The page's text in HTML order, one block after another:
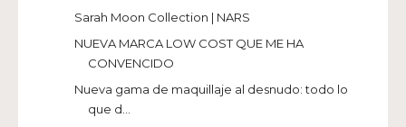
Sarah Moon Collection | NARS
NUEVA MARCA LOW COST QUE ME HA
CONVENCIDO
Nueva gama de maquillaje al desnudo: todo lo
que d...